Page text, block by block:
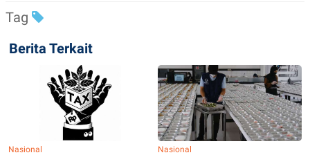
Tag
Berita Terkait
Nasional Nasional